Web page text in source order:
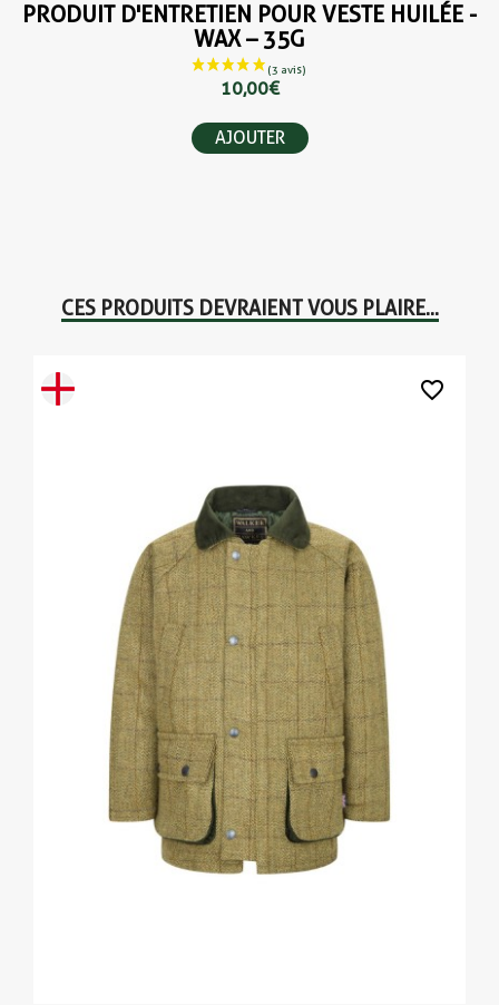
PRODUIT D'ENTRETIEN POUR VESTE HUILÉE -
WAX – 35G
10,00 €
AJOUTER
CES PRODUITS DEVRAIENT VOUS PLAIRE...
favorite_border